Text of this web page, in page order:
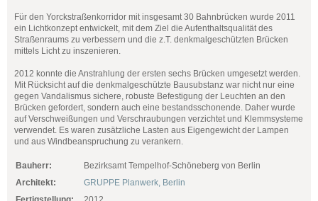
Für den Yorckstraßenkorridor mit insgesamt 30 Bahnbrücken wurde 2011
ein Lichtkonzept entwickelt, mit dem Ziel die Aufenthaltsqualität des
Straßenraums zu verbessern und die z.T. denkmalgeschützten Brücken
mittels Licht zu inszenieren.
2012 konnte die Anstrahlung der ersten sechs Brücken umgesetzt werden.
Mit Rücksicht auf die denkmalgeschützte Bausubstanz war nicht nur eine
gegen Vandalismus sichere, robuste Befestigung der Leuchten an den
Brücken gefordert, sondern auch eine bestandsschonende. Daher wurde
auf Verschweißungen und Verschraubungen verzichtet und Klemmsysteme
verwendet. Es waren zusätzliche Lasten aus Eigengewicht der Lampen
und aus Windbeanspruchung zu verankern.
Bauherr:
Bezirksamt Tempelhof-Schöneberg von Berlin
Architekt:
GRUPPE Planwerk, Berlin